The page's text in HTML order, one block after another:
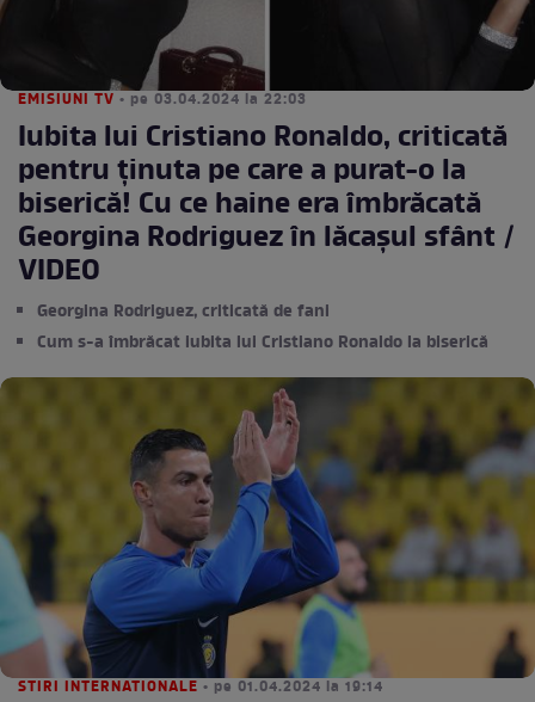
EMISIUNI TV • pe 03.04.2024 la 22:03
Iubita lui Cristiano Ronaldo, criticată
pentru ținuta pe care a purat-o la
biserică! Cu ce haine era îmbrăcată
Georgina Rodriguez în lăcașul sfânt /
VIDEO
Georgina Rodriguez, criticată de fani
Cum s-a îmbrăcat iubita lui Cristiano Ronaldo la biserică
STIRI INTERNATIONALE • pe 01.04.2024 la 19:14